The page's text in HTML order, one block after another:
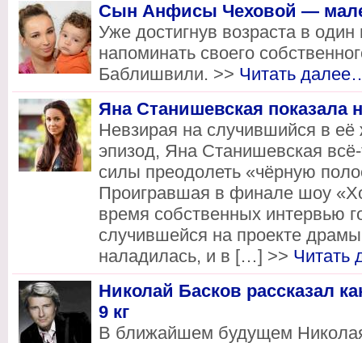
Сын Анфисы Чеховой —
Уже достигнув возраста в
напоминать своего
Баблишвили. >> Читать
Яна Станишевская показала
Невзирая на случившийся в её
эпизод, Яна Станишевская
силы преодолеть «чёрную
Проигравшая в финале шоу
время собственных интервью
случившейся на проекте
наладилась, и в […] >> Читать
Николай Басков рассказал
9 кг
В ближайшем будущем